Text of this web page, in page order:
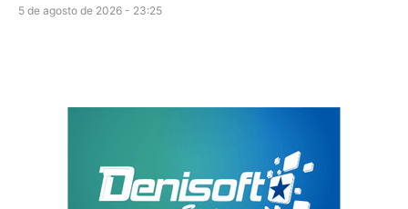
5 de agosto de 2026 - 23:25